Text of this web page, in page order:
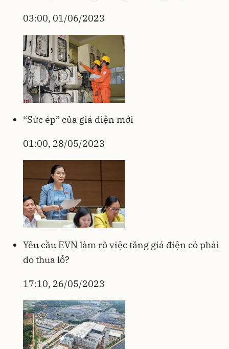
03:00, 01/06/2023
“Sức ép” của giá điện mới
01:00, 28/05/2023
Yêu cầu EVN làm rõ việc tăng giá điện có phải
do thua lỗ?
17:10, 26/05/2023